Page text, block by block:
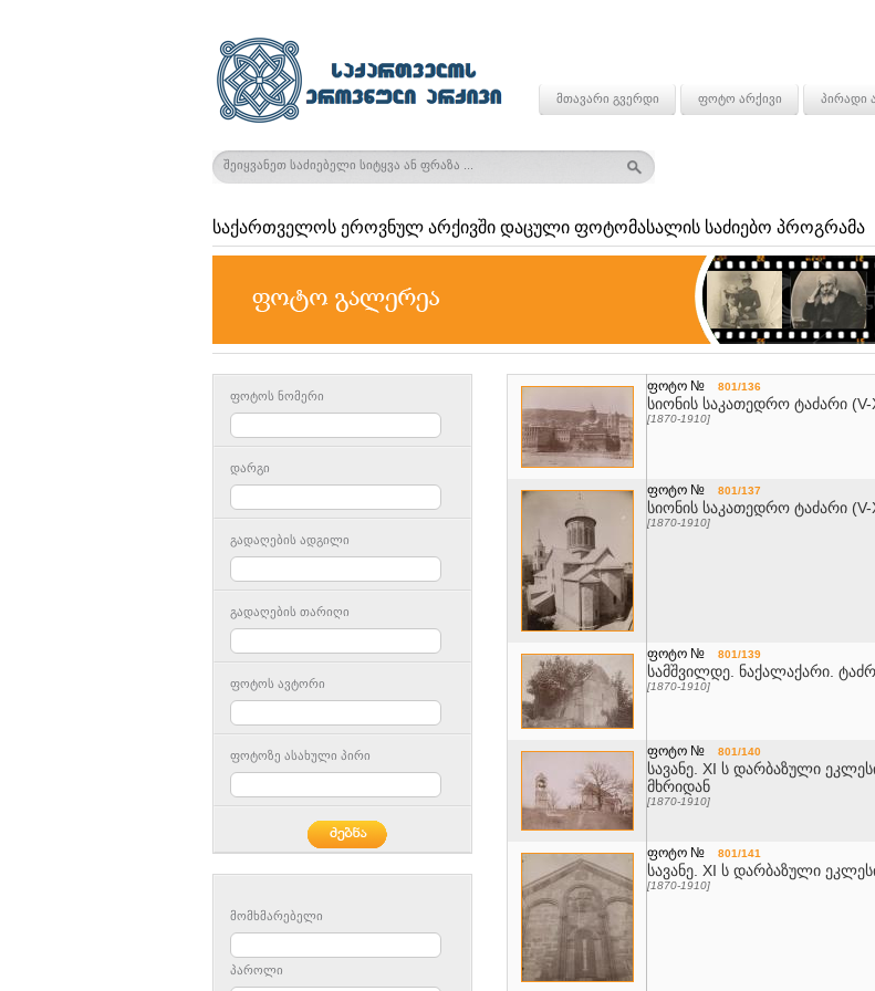
მთავარი გვერდი ფოტო არქივი პირადი
საქართველოს ეროვნულ არქივში დაცული ფოტომასალის საძიებო პროგრამა
ფოტოს ნომერი
დარგი
გადაღების ადგილი
გადაღების თარიღი
ფოტოს ავტორი
ფოტოზე ასახული პირი
მომხმარებელი
პაროლი
ფოტო № 801/136
სიონის საკათედრო ტაძარი
[1870-1910]
ფოტო № 801/137
სიონის საკათედრო ტაძარი
[1870-1910]
ფოტო № 801/139
სამშვილდე. ნაქალაქარი.
[1870-1910]
ფოტო № 801/140
სავანე. XI ს დარბაზული
მხრიდან
[1870-1910]
ფოტო № 801/141
სავანე. XI ს დარბაზული
[1870-1910]